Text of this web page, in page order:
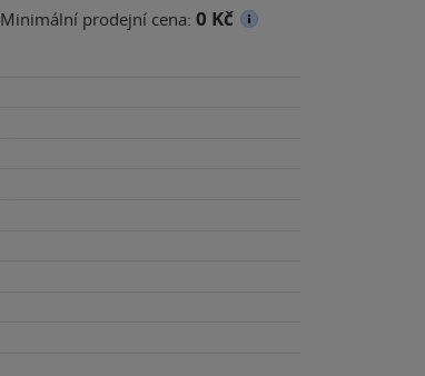
Minimální prodejní cena: 0 Kč